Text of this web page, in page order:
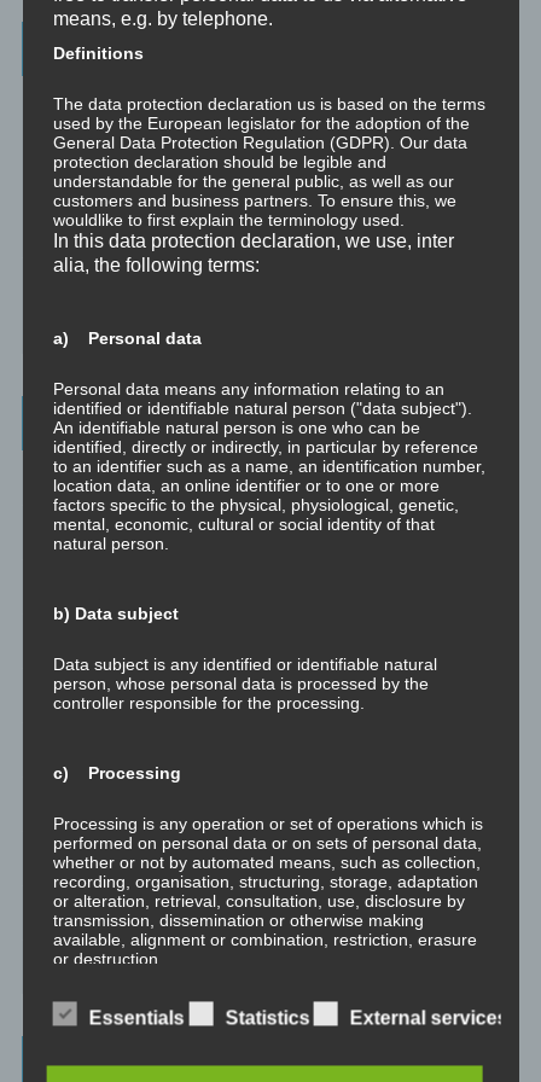
Categories
Unbewusst und Bewusst
Verhaltenspsychologie
Analytische Psychologie
Bewusstheit
Latest Posts
Was ist NLP?
Wahrnehmung ist Projektion
Dissoziation aus NLP-Sicht
Abgespaltene Teile identifizieren
Richtig Feedback geben: Das Feedback-Sandwich
How To Make Yourself A Better Person
Archives
means, e.g. by telephone.
Definitions
The data protection declaration us is based on the terms
used by the European legislator for the adoption of the
General Data Protection Regulation (GDPR). Our data
protection declaration should be legible and
understandable for the general public, as well as our
customers and business partners. To ensure this, we
wouldlike to first explain the terminology used.
In this data protection declaration, we use, inter
alia, the following terms:
a) Personal data
Personal data means any information relating to an
identified or identifiable natural person ("data subject").
An identifiable natural person is one who can be
identified, directly or indirectly, in particular by reference
to an identifier such as a name, an identification number,
location data, an online identifier or to one or more
factors specific to the physical, physiological, genetic,
mental, economic, cultural or social identity of that
natural person.
b) Data subject
Data subject is any identified or identifiable natural
person, whose personal data is processed by the
controller responsible for the processing.
c) Processing
Processing is any operation or set of operations which is
performed on personal data or on sets of personal data,
whether or not by automated means, such as collection,
recording, organisation, structuring, storage, adaptation
or alteration, retrieval, consultation, use, disclosure by
transmission, dissemination or otherwise making
available, alignment or combination, restriction, erasure
or destruction.
d) Restriction of processing
Essentials Statistics External services